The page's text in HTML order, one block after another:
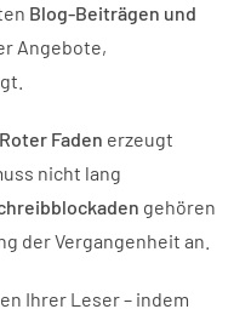
Blog-Beiträgen und
Angebote,
Roter Faden erzeugt
nicht lang
gehören
der Vergangenheit an.
Ihrer Leser – indem